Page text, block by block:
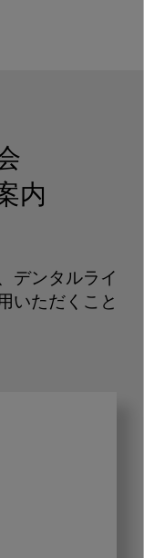
内
デンタルライ
いただくこと